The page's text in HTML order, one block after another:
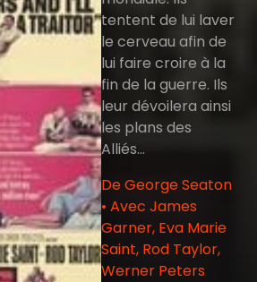
tentent de lui laver
le cerveau afin de
lui faire croire à la
fin de la guerre. Ils
leur dévoilera ainsi
les plans des
Alliés...
De George Seaton
• Avec James
Garner, Eva Marie
Saint, Rod Taylor,
Werner Peters